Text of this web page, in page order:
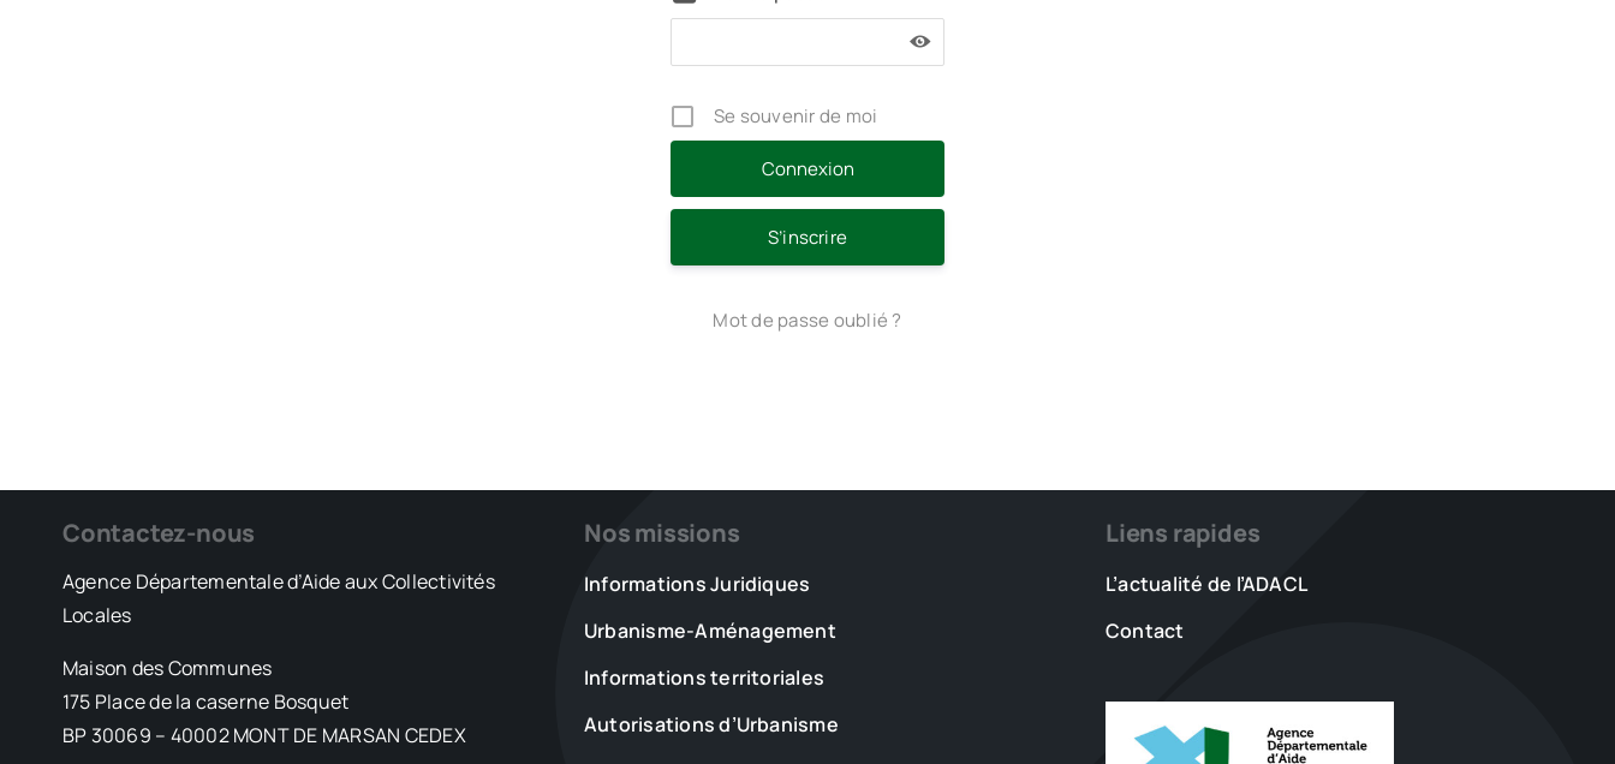
Se souvenir de moi
S’inscrire
Mot de passe oublié ?
Contactez-nous
Agence Départementale d’Aide aux Collectivités
Locales
Maison des Communes
175 Place de la caserne Bosquet
BP 30069 – 40002 MONT DE MARSAN CEDEX
Nos missions
Informations Juridiques
Urbanisme-Aménagement
Informations territoriales
Autorisations d’Urbanisme
Liens rapides
L’actualité de l’ADACL
Contact